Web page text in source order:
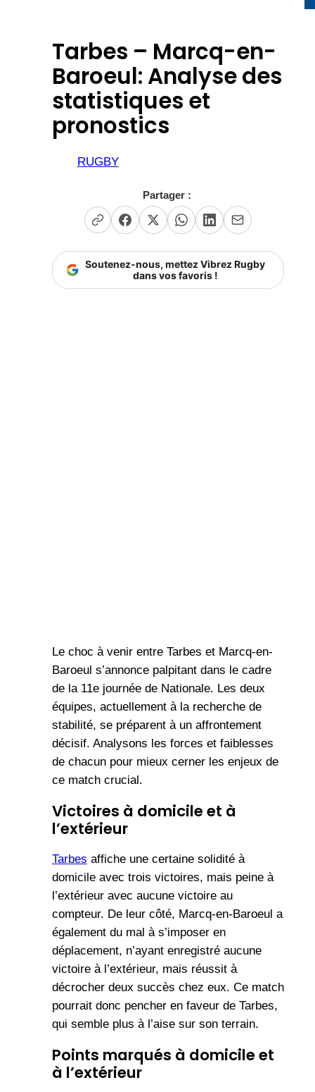
Tarbes – Marcq-en-
Baroeul: Analyse des
statistiques et
pronostics
RUGBY
Partager :
Soutenez-nous, mettez Vibrez Rugby
dans vos favoris !
Le choc à venir entre Tarbes et Marcq-en-
Baroeul s’annonce palpitant dans le cadre
de la 11e journée de Nationale. Les deux
équipes, actuellement à la recherche de
stabilité, se préparent à un affrontement
décisif. Analysons les forces et faiblesses
de chacun pour mieux cerner les enjeux de
ce match crucial.
Victoires à domicile et à
l’extérieur
Tarbes affiche une certaine solidité à
domicile avec trois victoires, mais peine à
l’extérieur avec aucune victoire au
compteur. De leur côté, Marcq-en-Baroeul a
également du mal à s’imposer en
déplacement, n’ayant enregistré aucune
victoire à l’extérieur, mais réussit à
décrocher deux succès chez eux. Ce match
pourrait donc pencher en faveur de Tarbes,
qui semble plus à l’aise sur son terrain.
Points marqués à domicile et
à l’extérieur